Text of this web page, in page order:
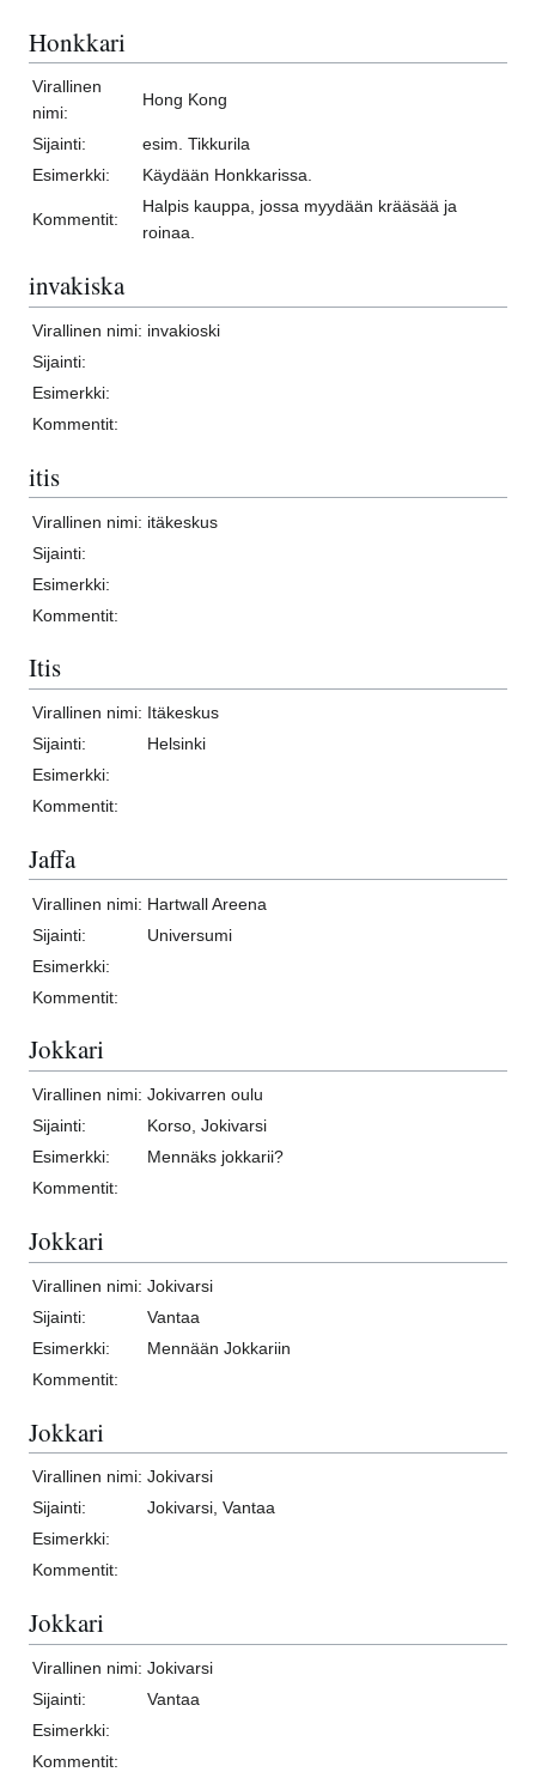
Honkkari
Virallinen
nimi:
Hong Kong
Sijainti:
esim. Tikkurila
Esimerkki:
Käydään Honkkarissa.
Kommentit:
Halpis kauppa, jossa myydään krääsää ja
roinaa.
invakiska
Virallinen nimi: invakioski
Sijainti:
Esimerkki:
Kommentit:
itis
Virallinen nimi: itäkeskus
Sijainti:
Esimerkki:
Kommentit:
Itis
Virallinen nimi: Itäkeskus
Sijainti:
Helsinki
Esimerkki:
Kommentit:
Jaffa
Virallinen nimi: Hartwall Areena
Sijainti:
Universumi
Esimerkki:
Kommentit:
Jokkari
Virallinen nimi: Jokivarren oulu
Sijainti:
Korso, Jokivarsi
Esimerkki:
Mennäks jokkarii?
Kommentit:
Jokkari
Virallinen nimi: Jokivarsi
Sijainti:
Vantaa
Esimerkki:
Mennään Jokkariin
Kommentit:
Jokkari
Virallinen nimi: Jokivarsi
Sijainti:
Jokivarsi, Vantaa
Esimerkki:
Kommentit:
Jokkari
Virallinen nimi: Jokivarsi
Sijainti:
Vantaa
Esimerkki:
Kommentit: